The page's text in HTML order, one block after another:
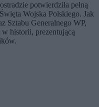
potwierdziła pełną
Wojska Polskiego. Jak
Sztabu Generalnego WP,
historii, prezentującą